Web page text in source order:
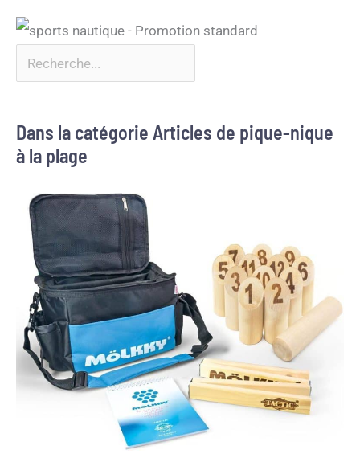
Dans la catégorie Articles de pique-nique
à la plage